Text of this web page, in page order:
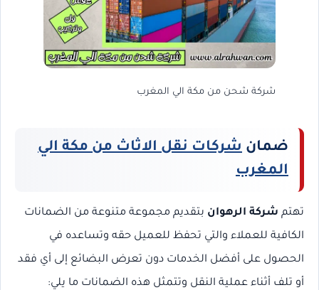
شركة شحن من مكة الي المغرب
ضمان شركات نقل الاثاث من مكة الي
المغرب
تهتم شركة الرهوان بتقديم مجموعة متنوعة من الضمانات
الكافية للعملاء والتي تحفظ للعميل حقه وتساعده في
الحصول على أفضل الخدمات دون تعرض البضائع إلى أي فقد
أو تلف أثناء عملية النقل وتتمثل هذه الضمانات ما يلي: